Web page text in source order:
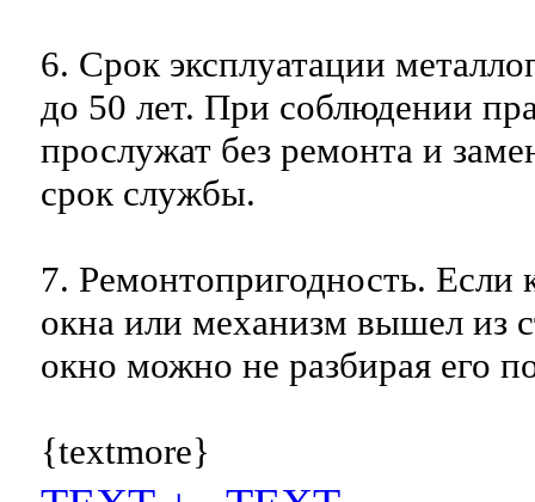
6. Срок эксплуатации
до 50 лет. При соблюдении
прослужат без ремонта и
срок службы.
7. Ремонтопригодность. Если
окна или механизм вышел из
окно можно не разбирая его
{textmore}